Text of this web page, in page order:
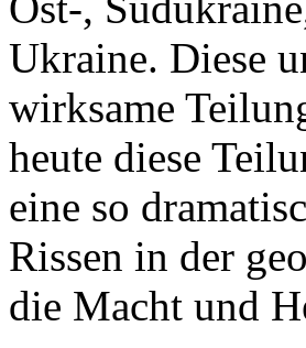
Ukraine. Diese
wirksame
heute diese
eine so
Rissen in der
die Macht und